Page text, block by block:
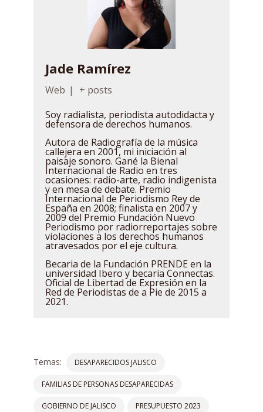
Jade Ramírez
Web |
+ posts
Soy radialista, periodista autodidacta y
defensora de derechos humanos.
Autora de Radiografía de la música
callejera en 2001, mi iniciación al
paisaje sonoro. Gané la Bienal
Internacional de Radio en tres
ocasiones: radio-arte, radio indigenista
y en mesa de debate. Premio
Internacional de Periodismo Rey de
España en 2008; finalista en 2007 y
2009 del Premio Fundación Nuevo
Periodismo por radiorreportajes sobre
violaciones a los derechos humanos
atravesados por el eje cultura.
Becaria de la Fundación PRENDE en la
universidad Ibero y becaria Connectas.
Oficial de Libertad de Expresión en la
Red de Periodistas de a Pie de 2015 a
2021.
Temas: DESAPARECIDOS JALISCO
FAMILIAS DE PERSONAS DESAPARECIDAS
GOBIERNO DE JALISCO PRESUPUESTO 2023